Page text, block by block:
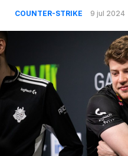
COUNTER-STRIKE 9 jul 2024